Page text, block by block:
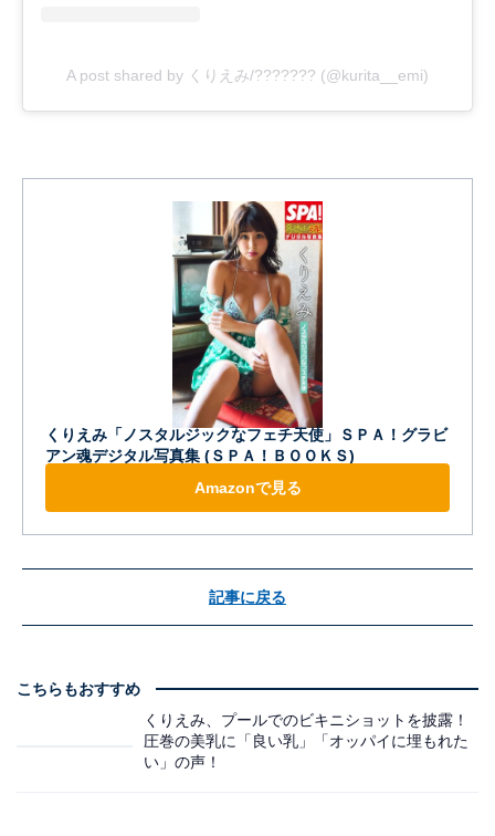
A post shared by くりえみ/??????? (@kurita__emi)
くりえみ「ノスタルジックなフェチ天使」ＳＰＡ！グラビ
アン魂デジタル写真集 (ＳＰＡ！ＢＯＯＫＳ)
Amazonで見る
記事に戻る
こちらもおすすめ
くりえみ、プールでのビキニショットを披露！
圧巻の美乳に「良い乳」「オッパイに埋もれた
い」の声！